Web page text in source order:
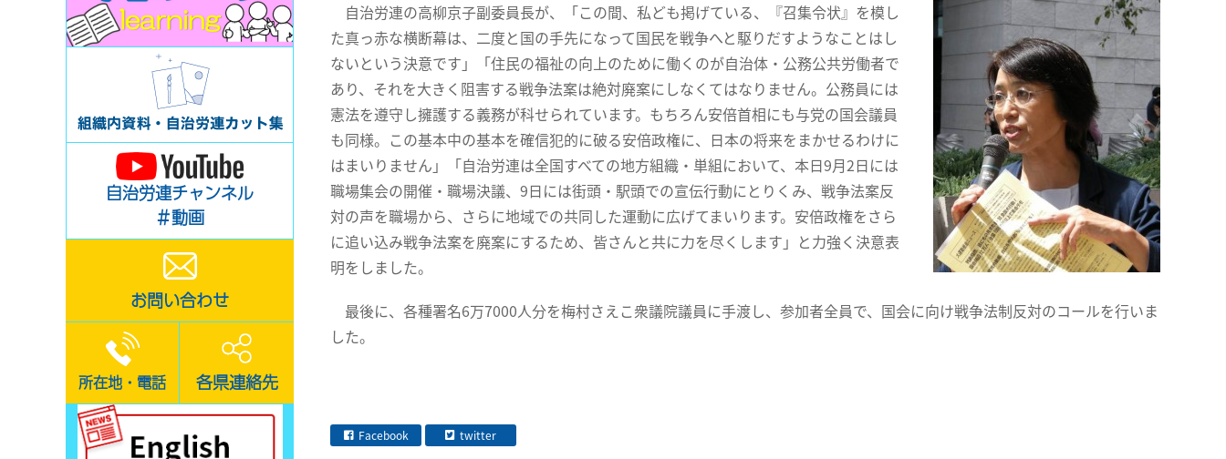
自治労連チャンネル
＃動画
お問い合わせ
所在地・電話 各県連絡先
自治労連の高柳京子副委員長が、「この間、私ども掲げている、『召集令状』を模し
た真っ赤な横断幕は、二度と国の手先になって国民を戦争へと駆りだすようなことはし
ないという決意です」「住民の福祉の向上のために働くのが自治体・公務公共労働者で
あり、それを大きく阻害する戦争法案は絶対廃案にしなくてはなりません。公務員には
憲法を遵守し擁護する義務が科せられています。もちろん安倍首相にも与党の国会議員
も同様。この基本中の基本を確信犯的に破る安倍政権に、日本の将来をまかせるわけに
はまいりません」「自治労連は全国すべての地方組織・単組において、本日9月2日には
職場集会の開催・職場決議、9日には街頭・駅頭での宣伝行動にとりくみ、戦争法案反
対の声を職場から、さらに地域での共同した運動に広げてまいります。安倍政権をさら
に追い込み戦争法案を廃案にするため、皆さんと共に力を尽くします」と力強く決意表
明をしました。
最後に、各種署名6万7000人分を梅村さえこ衆議院議員に手渡し、参加者全員で、国会に向け戦争法制反対のコールを行いま
した。
Facebook twitter